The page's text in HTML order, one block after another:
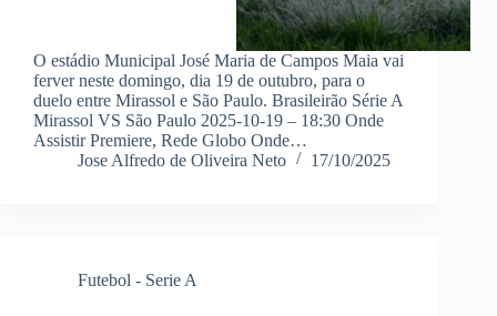
O estádio Municipal José Maria de Campos Maia vai
ferver neste domingo, dia 19 de outubro, para o
duelo entre Mirassol e São Paulo. Brasileirão Série A
Mirassol VS São Paulo 2025-10-19 – 18:30 Onde
Assistir Premiere, Rede Globo Onde…
Jose Alfredo de Oliveira Neto
17/10/2025
Futebol - Serie A